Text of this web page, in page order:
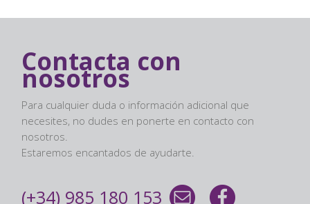
Contacta con
nosotros
Para cualquier duda o información adicional que
necesites, no dudes en ponerte en contacto con
nosotros.
Estaremos encantados de ayudarte.
(+34) 985 180 153